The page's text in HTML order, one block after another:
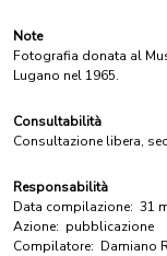
Note
Fotografia donata al
Lugano nel 1965.
Consultabilità
Consultazione libera,
Responsabilità
Data compilazione: 31
Azione: pubblicazione
Compilatore: Damiano